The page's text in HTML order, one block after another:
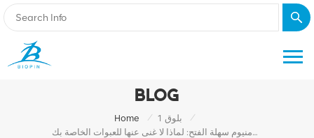
BLOG
Home / بلوق 1
/
راحة الأغطية المصنوعة من الألومنيوم سهلة الفتح: لماذا لا غنى عنها للعبوات الخاصة بك